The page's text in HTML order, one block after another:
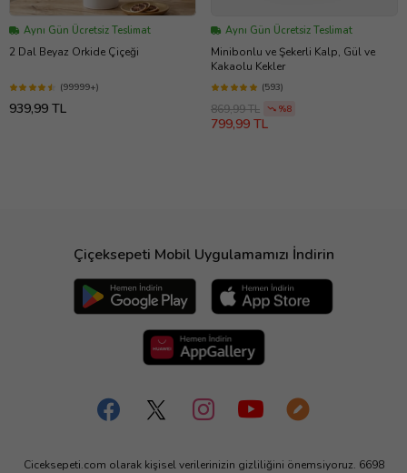
Aynı Gün Ücretsiz Teslimat
2 Dal Beyaz Orkide Çiçeği
(99999+)
939,99 TL
Aynı Gün Ücretsiz Teslimat
Minibonlu ve Şekerli Kalp, Gül ve
Kakaolu Kekler
(593)
869,99 TL %8
799,99 TL
Çiçeksepeti Mobil Uygulamamızı İndirin
Ciceksepeti.com olarak kişisel verilerinizin gizliliğini önemsiyoruz. 6698